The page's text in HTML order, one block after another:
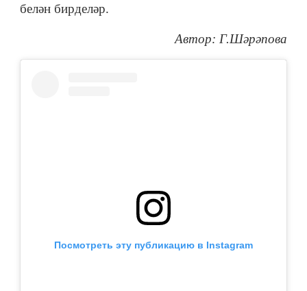
белән бирделәр.
Автор: Г.Шәрәпова
Посмотреть эту публикацию в Instagram